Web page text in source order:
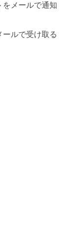
をメールで通知
ールで受け取る